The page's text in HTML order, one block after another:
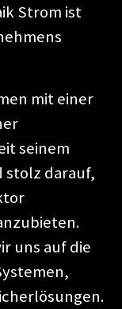
Strom ist
mit einer
seinem
stolz darauf,
uns auf die